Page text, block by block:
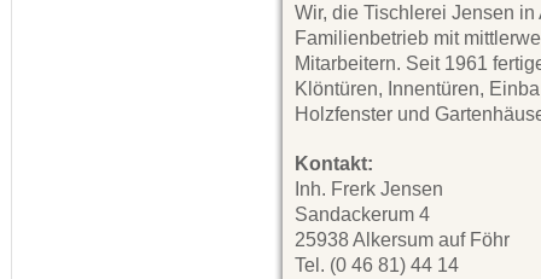
Wir, die Tischlerei Jensen
Familienbetrieb mit
Mitarbeitern. Seit 1961
Klöntüren, Innentüren,
Holzfenster und
Kontakt:
Inh. Frerk Jensen
Sandackerum 4
25938 Alkersum auf Föhr
Tel. (0 46 81) 44 14